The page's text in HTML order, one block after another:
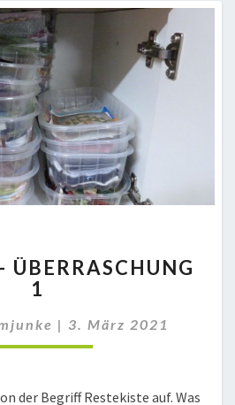
–
ÜBERRASCHUNG
ÜBERRASCHUNG
1
| 3. März 2021
der Begriff Restekiste auf. Was